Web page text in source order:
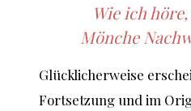
Wie ich
Mönche
Glücklicherweise
Fortsetzung und im